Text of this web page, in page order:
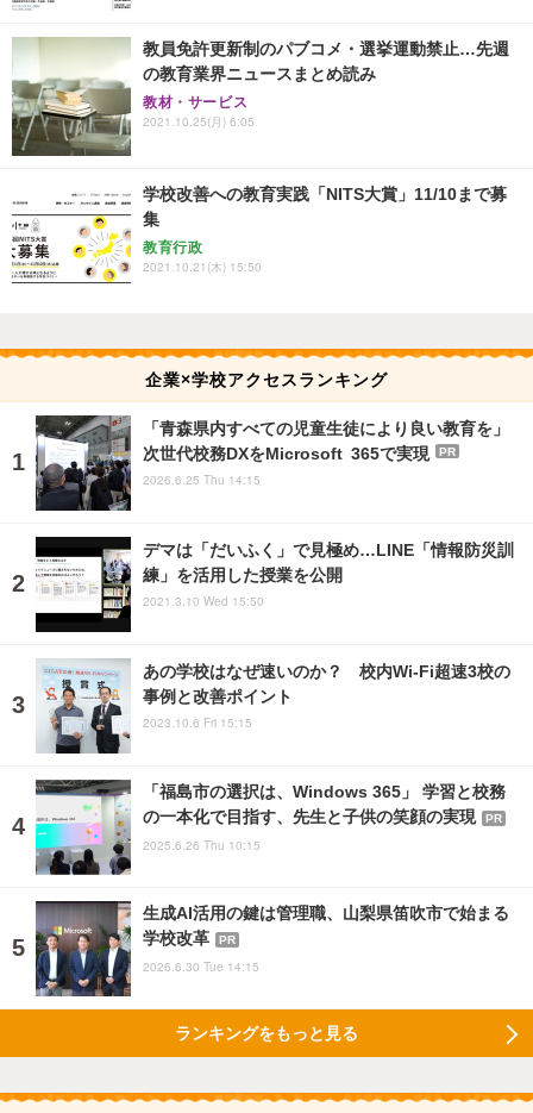
教員免許更新制のパブコメ・選挙運動禁止…先週
の教育業界ニュースまとめ読み
教材・サービス
2021.10.25(月) 6:05
学校改善への教育実践「NITS大賞」11/10まで募
集
教育行政
2021.10.21(木) 15:50
企業×学校アクセスランキング
「青森県内すべての児童生徒により良い教育を」
次世代校務DXをMicrosoft 365で実現
PR
2026.6.25 Thu 14:15
デマは「だいふく」で見極め…LINE「情報防災訓
練」を活用した授業を公開
2021.3.10 Wed 15:50
あの学校はなぜ速いのか？ 校内Wi-Fi超速3校の
事例と改善ポイント
2023.10.6 Fri 15:15
「福島市の選択は、Windows 365」 学習と校務
の一本化で目指す、先生と子供の笑顔の実現
PR
2025.6.26 Thu 10:15
生成AI活用の鍵は管理職、山梨県笛吹市で始まる
学校改革
PR
2026.6.30 Tue 14:15
ランキングをもっと見る